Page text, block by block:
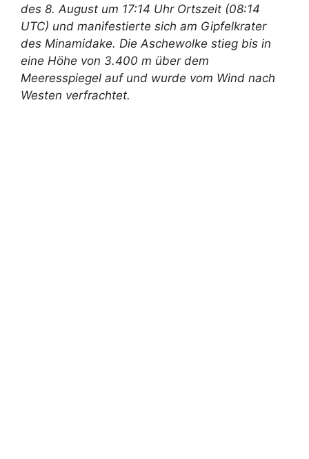
des 8. August um 17:14 Uhr Ortszeit (08:14
UTC) und manifestierte sich am Gipfelkrater
des Minamidake. Die Aschewolke stieg bis in
eine Höhe von 3.400 m über dem
Meeresspiegel auf und wurde vom Wind nach
Westen verfrachtet.